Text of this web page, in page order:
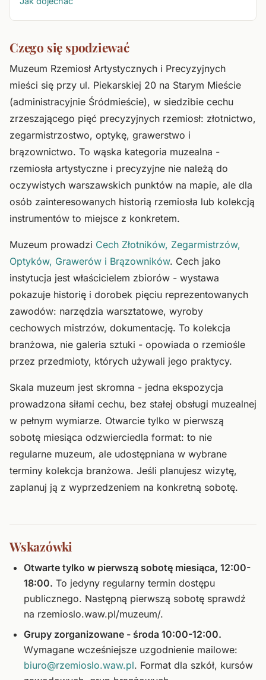
Czego się spodziewać
Muzeum Rzemiosł Artystycznych i Precyzyjnych
mieści się przy ul. Piekarskiej 20 na Starym Mieście
(administracyjnie Śródmieście), w siedzibie cechu
zrzeszającego pięć precyzyjnych rzemiosł: złotnictwo,
zegarmistrzostwo, optykę, grawerstwo i
brązownictwo. To wąska kategoria muzealna -
rzemiosła artystyczne i precyzyjne nie należą do
oczywistych warszawskich punktów na mapie, ale dla
osób zainteresowanych historią rzemiosła lub kolekcją
instrumentów to miejsce z konkretem.
Muzeum prowadzi Cech Złotników, Zegarmistrzów,
Optyków, Grawerów i Brązowników. Cech jako
instytucja jest właścicielem zbiorów - wystawa
pokazuje historię i dorobek pięciu reprezentowanych
zawodów: narzędzia warsztatowe, wyroby
cechowych mistrzów, dokumentację. To kolekcja
branżowa, nie galeria sztuki - opowiada o rzemiośle
przez przedmioty, których używali jego praktycy.
Skala muzeum jest skromna - jedna ekspozycja
prowadzona siłami cechu, bez stałej obsługi muzealnej
w pełnym wymiarze. Otwarcie tylko w pierwszą
sobotę miesiąca odzwierciedla format: to nie
regularne muzeum, ale udostępniana w wybrane
terminy kolekcja branżowa. Jeśli planujesz wizytę,
zaplanuj ją z wyprzedzeniem na konkretną sobotę.
Wskazówki
Otwarte tylko w pierwszą sobotę miesiąca, 12:00-
18:00. To jedyny regularny termin dostępu
publicznego. Następną pierwszą sobotę sprawdź
na rzemioslo.waw.pl/muzeum/.
Grupy zorganizowane - środa 10:00-12:00.
Wymagane wcześniejsze uzgodnienie mailowe:
biuro@rzemioslo.waw.pl. Format dla szkół, kursów